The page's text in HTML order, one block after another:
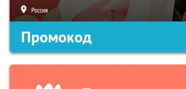
Россия
Промокод